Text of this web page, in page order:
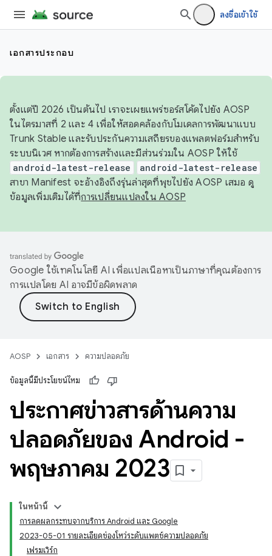
ลงชื่อเข้าใช้
เอกสารประกอบ
ตั้งแต่ปี 2026 เป็นต้นไป เราจะเผยแพร่ซอร์สโค้ดไปยัง AOSP
ในไตรมาสที่ 2 และ 4 เพื่อให้สอดคล้องกับโมเดลการพัฒนาแบบ
Trunk Stable และรับประกันความเสถียรของแพลตฟอร์มสำหรับ
ระบบนิเวศ หากต้องการสร้างและมีส่วนร่วมใน AOSP ให้ใช้
android-latest-release android-latest-release
สาขา Manifest จะอ้างอิงถึงรุ่นล่าสุดที่พุชไปยัง AOSP เสมอ ดู
ข้อมูลเพิ่มเติมได้ที่การเปลี่ยนแปลงใน AOSP
Google ใช้เทคโนโลยี AI เพื่อแปลเนื้อหาเป็นภาษาที่คุณต้องการ
การแปลโดย AI อาจมีข้อผิดพลาด
AOSP เอกสาร ความปลอดภัย
ข้อมูลนี้มีประโยชน์ไหม
ประกาศข่าวสารด้านความ
ปลอดภัยของ Android -
พฤษภาคม 2023
ในหน้านี้
การลดผลกระทบจากบริการ Android และ Google
2023-05-01 รายละเอียดช่องโหว่ระดับแพตช์ความปลอดภัย
เฟรมเวิร์ก